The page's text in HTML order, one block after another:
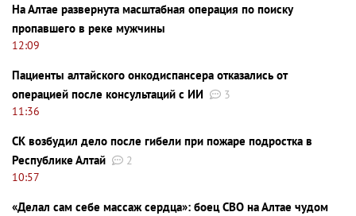
На Алтае развернута масштабная операция по поиску
пропавшего в реке мужчины
12:09
Пациенты алтайского онкодиспансера отказались от
операцией после консультаций с ИИ
3
11:36
СК возбудил дело после гибели при пожаре подростка в
Республике Алтай
2
10:57
«Делал сам себе массаж сердца»: боец СВО на Алтае чудом